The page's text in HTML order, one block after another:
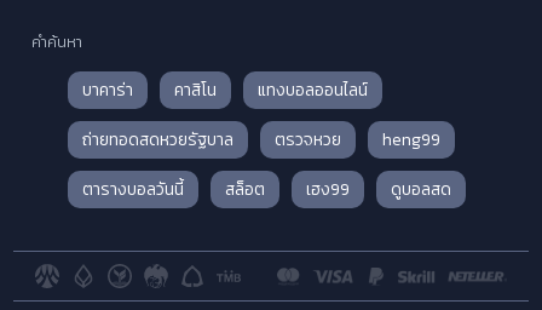
คำค้นหา
บาคาร่า คาสิโน
แทงบอลออนไลน์
ถ่ายทอดสดหวยรัฐบาล
ตรวจหวย
heng99
ตารางบอลวันนี้
สล็อต เฮง99 ดูบอลสด